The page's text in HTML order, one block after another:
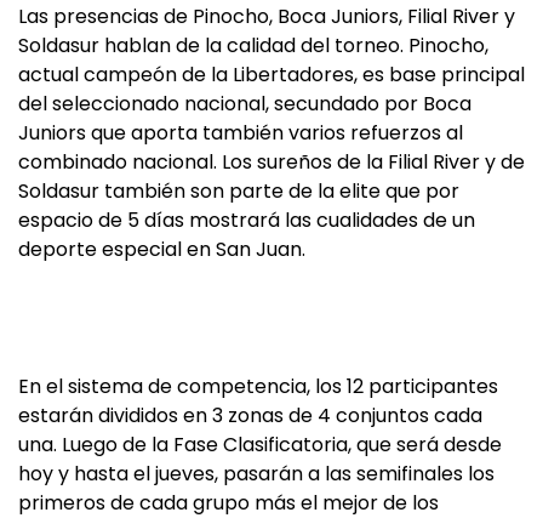
Las presencias de Pinocho, Boca Juniors, Filial River y
Soldasur hablan de la calidad del torneo. Pinocho,
actual campeón de la Libertadores, es base principal
del seleccionado nacional, secundado por Boca
Juniors que aporta también varios refuerzos al
combinado nacional. Los sureños de la Filial River y de
Soldasur también son parte de la elite que por
espacio de 5 días mostrará las cualidades de un
deporte especial en San Juan.
En el sistema de competencia, los 12 participantes
estarán divididos en 3 zonas de 4 conjuntos cada
una. Luego de la Fase Clasificatoria, que será desde
hoy y hasta el jueves, pasarán a las semifinales los
primeros de cada grupo más el mejor de los